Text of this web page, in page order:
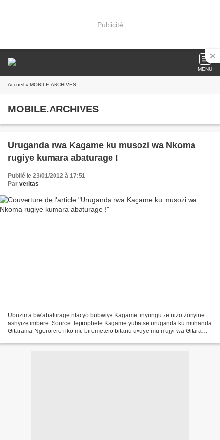
Publicité
MENU
Accueil » MOBILE.ARCHIVES
MOBILE.ARCHIVES
Uruganda rwa Kagame ku musozi wa Nkoma
rugiye kumara abaturage !
Publié le 23/01/2012 à 17:51
Par veritas
Ubuzima bw'abaturage ntacyo bubwiye Kagame, inyungu ze nizo zonyine
ashyize imbere. Source: leprophete Kagame yubatse uruganda ku muhanda
Gitarama-Ngororero nko mu birometero bitanu uvuye mu mujyi wa Gitarama.